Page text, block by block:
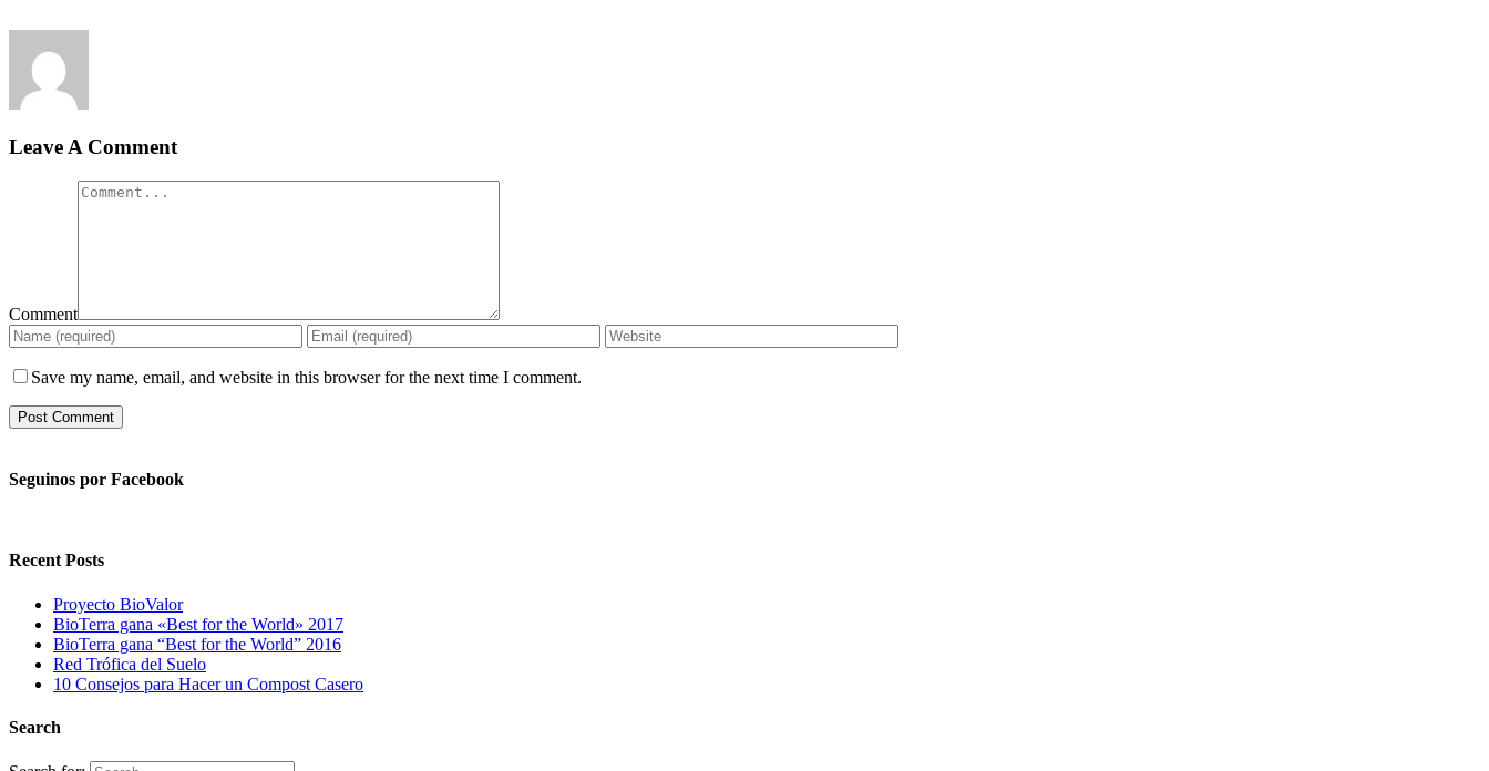
Leave A Comment
Comment
Save my name, email, and website in this browser for the next time I comment.
Seguinos por Facebook
Recent Posts
Proyecto BioValor
BioTerra gana «Best for the World» 2017
BioTerra gana “Best for the World” 2016
Red Trófica del Suelo
10 Consejos para Hacer un Compost Casero
Search